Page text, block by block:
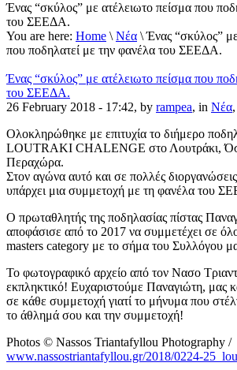
Ένας “σκύλος” με ατέλειωτο πείσμα που
του ΣΕΕΔΑ.
You are here: Home \ Νέα \ Ένας “σκύλος”
που ποδηλατεί με την φανέλα του ΣΕΕΔΑ.
Ένας “σκύλος” με ατέλειωτο πείσμα που
του ΣΕΕΔΑ.
26 February 2018 - 17:42, by rampea, in Νέα,
Ολοκληρώθηκε με επιτυχία το διήμερο
LOUTRAKI CHALENGE στο Λουτράκι,
Περαχώρα.
Στον αγώνα αυτό και σε πολλές
υπάρχει μια συμμετοχή με τη φανέλα του
Ο πρωταθλητής της ποδηλασίας πίστας
αποφάσισε από το 2017 να συμμετέχει σε
masters category με το σήμα του Συλλόγου
Το φωτογραφικό αρχείο από τον Νασο
εκπληκτικό! Ευχαριστούμε Παναγιώτη, μας
σε κάθε συμμετοχή γιατί το μήνυμα που
το άθλημά σου και την συμμετοχή!
Photos © Nassos Triantafyllou Photography /
www.nassostriantafyllou.gr/2018/0224-